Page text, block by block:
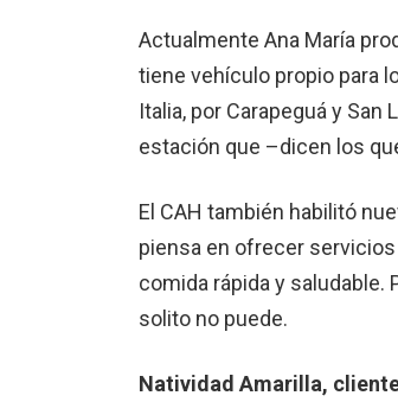
Actualmente Ana María
tiene vehículo propio para
Italia, por Carapeguá y
estación que –dicen los
El CAH también habilitó
piensa en ofrecer
comida rápida y saludable.
solito no puede.
Natividad Amarilla,